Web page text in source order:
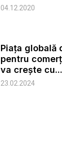
04.12.2020
Piața globală
pentru
va crește cu...
23.02.2024